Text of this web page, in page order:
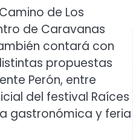
de Los
de Caravanas
contará con
propuestas
Perón, entre
del festival Raíces
gastronómica y feria